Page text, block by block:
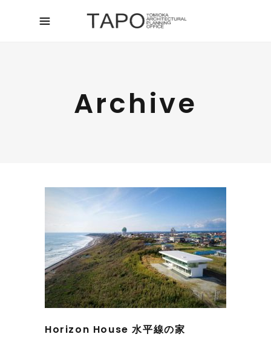
Archive
Horizon House 水平線の家